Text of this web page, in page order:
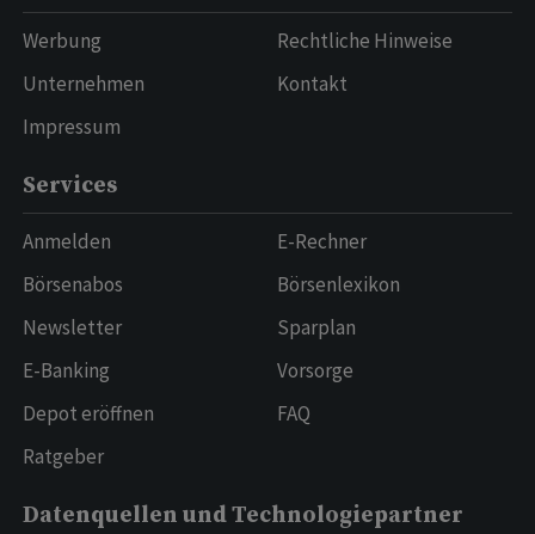
Werbung
Unternehmen
Impressum
Rechtliche Hinweise
Kontakt
Services
Anmelden
Börsenabos
Newsletter
E-Banking
Depot eröffnen
Ratgeber
E-Rechner
Börsenlexikon
Sparplan
Vorsorge
FAQ
Datenquellen und Technologiepartner